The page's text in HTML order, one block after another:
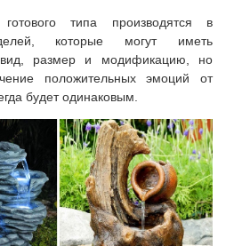
типа производятся в
которые могут иметь
вид, размер и модификацию, но
положительных эмоций от
будет одинаковым.